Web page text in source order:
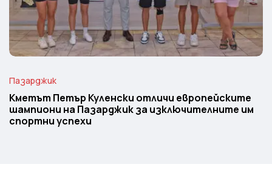
Пазарджик
Кметът Петър Куленски отличи европейските
шампиони на Пазарджик за изключителните им
спортни успехи